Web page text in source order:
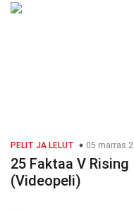
PELIT JA LELUT 05 marras
25 Faktaa V Rising
(Videopeli)